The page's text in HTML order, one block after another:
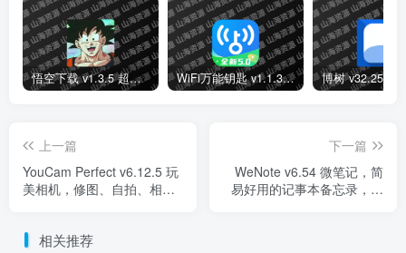
悟空下载 v1.3.5 超好用的磁力下载工具，免费无广告，解锁会员版 WiFi万能钥匙 v1.1.39/v5.1.88 极速版，连接免费WiFi的上网神器，解锁会员版
上一篇
YouCam Perfect v6.12.5 玩
美相机，修图、自拍、相片
下一篇
WeNote v6.54 微笔记，简
易好用的记事本备忘录，去
相关推荐